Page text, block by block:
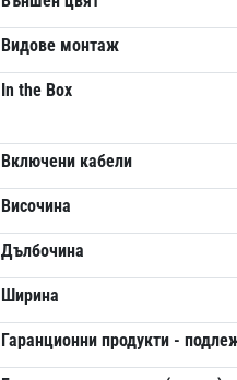
Видове монтаж
In the Box
Включени кабели
Височина
Дълбочина
Ширина
Гаранционни продукти -